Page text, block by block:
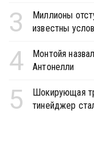
3
Миллионы
известны
4
Монтойя
Антонелли
5
Шокирующая
тинейджер